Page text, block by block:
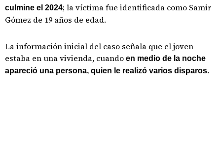
culmine el 2024; la víctima fue identificada como Samir
Gómez de 19 años de edad.
La información inicial del caso señala que el joven
estaba en una vivienda, cuando en medio de la noche
apareció una persona, quien le realizó varios disparos.